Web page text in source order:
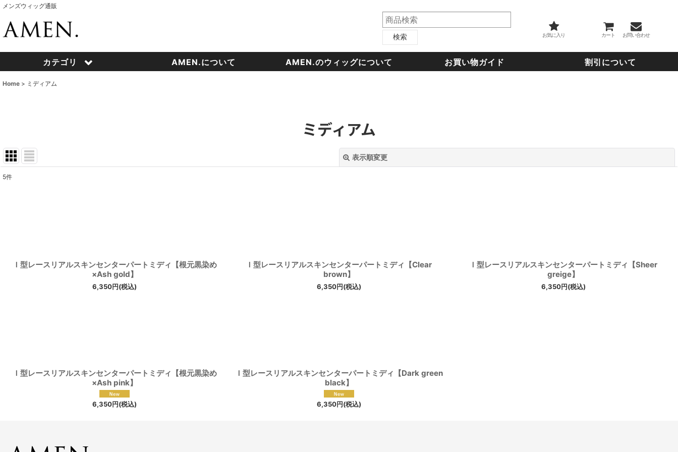
メンズウィッグ通販
検索 お気に入り カート お問い合わせ
カテゴリ AMEN.について AMEN.のウィッグについて お買い物ガイド 割引について
Home > ミディアム
ミディアム
表示順変更
5件
Ｉ型レースリアルスキンセンターパートミディ【根元黒染め
×Ash gold】
6,350円(税込)
Ｉ型レースリアルスキンセンターパートミディ【Clear
brown】
6,350円(税込)
Ｉ型レースリアルスキンセンターパートミディ【Sheer
greige】
6,350円(税込)
Ｉ型レースリアルスキンセンターパートミディ【根元黒染め
×Ash pink】
6,350円(税込)
Ｉ型レースリアルスキンセンターパートミディ【Dark green
black】
6,350円(税込)